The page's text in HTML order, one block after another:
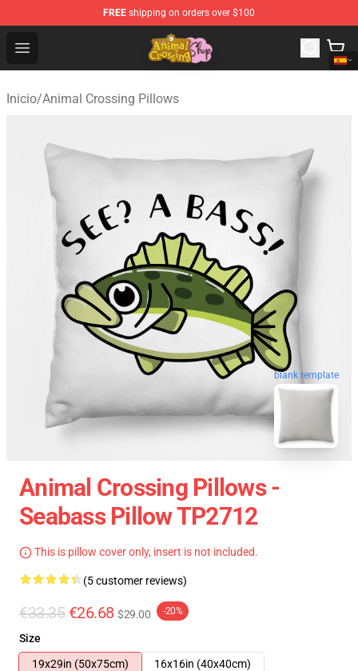
FREE shipping on orders over $100
Open menu
Animal Crossing Shop - Official Animal Crossing
Inicio/Animal Crossing Pillows
blank template
Animal Crossing Pillows -
Seabass Pillow TP2712
This is pillow cover only, insert is not included.
(5 customer reviews)
€33.35 €26.68 $29.00 -20%
Size
19x29in (50x75cm)
16x16in (40x40cm)